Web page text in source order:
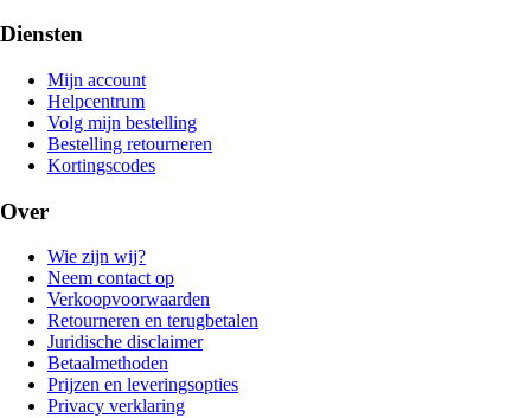
Diensten
Mijn account
Helpcentrum
Volg mijn bestelling
Bestelling retourneren
Kortingscodes
Over
Wie zijn wij?
Neem contact op
Verkoopvoorwaarden
Retourneren en terugbetalen
Juridische disclaimer
Betaalmethoden
Prijzen en leveringsopties
Privacy verklaring